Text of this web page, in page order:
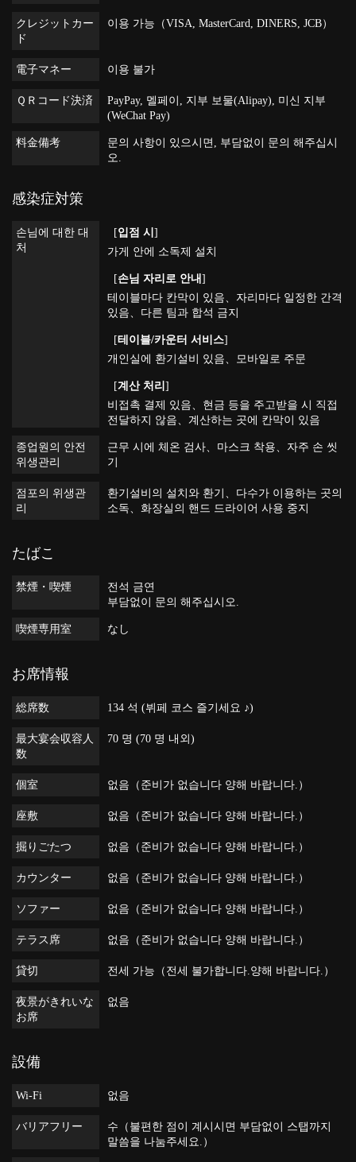
クレジットカー
ド
이용 가능（VISA, MasterCard, DINERS, JCB）
電子マネー 이용 불가
ＱＲコード決済
PayPay, 멜페이, 지부 보물(Alipay), 미신 지부
(WeChat Pay)
料金備考
문의 사항이 있으시면, 부담없이 문의 해주십시
오.
感染症対策
손님에 대한 대
처
[입점 시 ]
가게 안에 소독제 설치
[손님 자리로 안내 ]
테이블마다 칸막이 있음
자리마다 일정한 간격
있음
다른 팀과 합석 금지
[테이블/카운터 서비스]
개인실에 환기설비 있음
모바일로 주문
[계산 처리 ]
비접촉 결제 있음
현금 등을 주고받을 시 직접
전달하지 않음
계산하는 곳에 칸막이 있음
종업원의 안전
위생관리
근무 시에 체온 검사 마스크 착용
자주 손 씻
기
점포의 위생관
리
환기설비의 설치와 환기
다수가 이용하는 곳의
소독
화장실의 핸드 드라이어 사용 중지
たばこ
禁煙・喫煙
전석 금연
부담없이 문의 해주십시오.
喫煙専用室 なし
お席情報
総席数 134 석 (뷔페 코스 즐기세요 ♪)
最大宴会収容人
数
70 명 (70 명 내외)
個室 없음（준비가 없습니다 양해 바랍니다.）
座敷 없음（준비가 없습니다 양해 바랍니다.）
掘りごたつ 없음（준비가 없습니다 양해 바랍니다.）
カウンター 없음（준비가 없습니다 양해 바랍니다.）
ソファー 없음（준비가 없습니다 양해 바랍니다.）
テラス席 없음（준비가 없습니다 양해 바랍니다.）
貸切 전세 가능（전세 불가합니다.양해 바랍니다.）
夜景がきれいな
お席
없음
設備
Wi-Fi 없음
バリアフリー
수（불편한 점이 계시시면 부담없이 스탭까지
말씀을 나눔주세요.）